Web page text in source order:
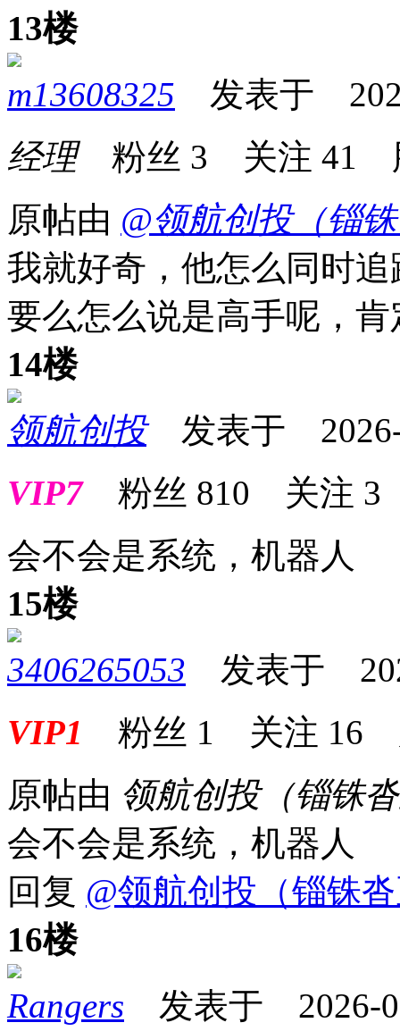
13楼
m13608325 发表于
经理粉丝 3 关注 41
原帖由 @领航创投（锱
我就好奇，他怎么同时
要么怎么说是高手呢，
14楼
领航创投发表于 2026-
VIP7粉丝 810 关注 3
会不会是系统，机器人
15楼
3406265053 发表于
VIP1 粉丝 1 关注 16
原帖由 领航创投（锱铢
会不会是系统，机器人
回复 @领航创投（锱铢
16楼
Rangers 发表于 2026-